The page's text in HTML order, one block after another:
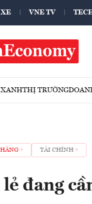
XE VNE TV
THỊ TRƯỜNG
TÀI CHÍNH
đang